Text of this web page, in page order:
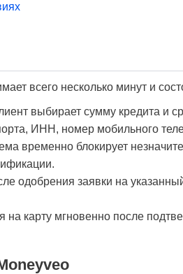
всего несколько минут и
выбирает сумму кредита и
ИНН, номер мобильного
временно блокирует
одобрения заявки на
на карту мгновенно после